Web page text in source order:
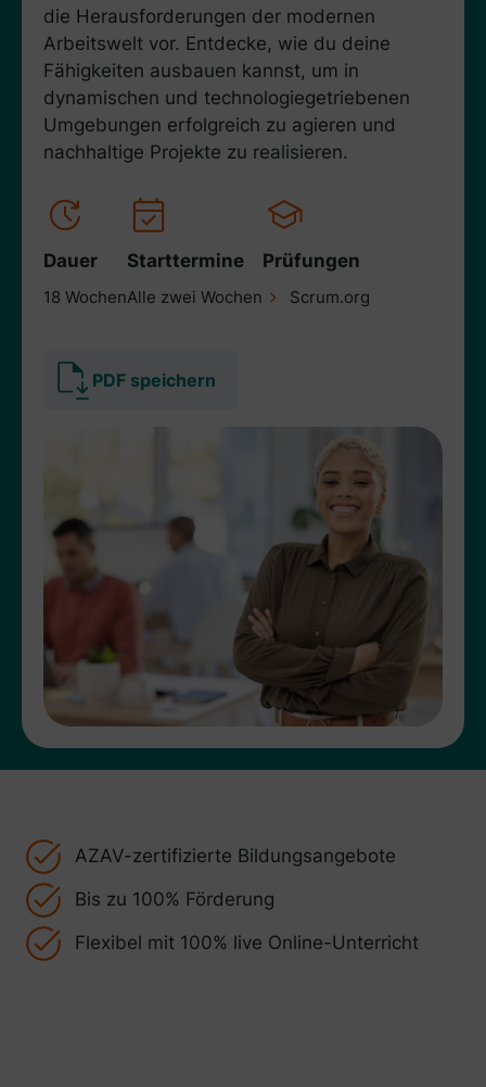
die Herausforderungen der modernen
Arbeitswelt vor. Entdecke, wie du deine
Fähigkeiten ausbauen kannst, um in
dynamischen und technologiegetriebenen
Umgebungen erfolgreich zu agieren und
nachhaltige Projekte zu realisieren.
Dauer
18 Wochen
Starttermine
Alle zwei Wochen
Prüfungen
Scrum.org
PDF speichern
AZAV-zertifizierte Bildungsangebote
Bis zu 100% Förderung
Flexibel mit 100% live Online-Unterricht